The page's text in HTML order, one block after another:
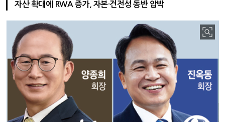
자산 확대에 RWA 증가, 자본·건전성 동반 압박